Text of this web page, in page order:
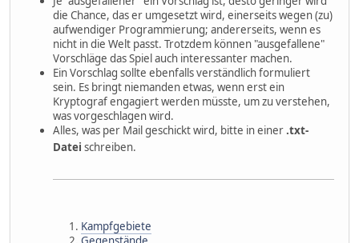
die Chance, das er umgesetzt wird, einerseits wegen (zu)
aufwendiger Programmierung; andererseits, wenn es
nicht in die Welt passt. Trotzdem können "ausgefallene"
Vorschläge das Spiel auch interessanter machen.
Ein Vorschlag sollte ebenfalls verständlich formuliert
sein. Es bringt niemanden etwas, wenn erst ein
Kryptograf engagiert werden müsste, um zu verstehen,
was vorgeschlagen wird.
Alles, was per Mail geschickt wird, bitte in einer .txt-
Datei schreiben.
Kampfgebiete